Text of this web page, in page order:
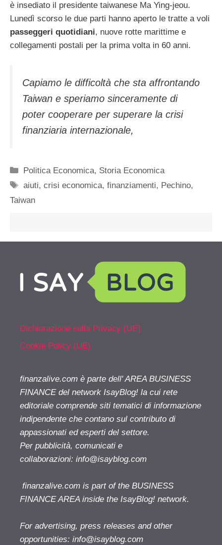
è insediato il presidente taiwanese Ma Ying-jeou.
Lunedì scorso le due parti hanno aperto le tratte a voli
passeggeri quotidiani, nuove rotte marittime e
collegamenti postali per la prima volta in 60 anni.
Capiamo le difficoltà che sta affrontando
Taiwan e speriamo sinceramente di
poter cooperare per superare la crisi
finanziaria internazionale,
Categorie
Politica Economica, Storia Economica
Tag
aiuti,crisi economica,finanziamenti, Pechino,
Taiwan
Dichiarazione sulla Privacy (UE)
Cookie Policy (UE)
finanzalive.com è parte dell' AREA BUSINESS
FINANCE del network IsayBlog! la cui rete
editoriale comprende siti tematici di informazione
indipendente che contano sul contributo di
appassionati ed esperti del settore.
Per pubblicità, comunicati e
collaborazioni: info@isayblog.com
finanzalive.com is part of the BUSINESS
FINANCE AREA inside the IsayBlog! network.
For advertising, press releases and other
opportunities: info@isayblog.com